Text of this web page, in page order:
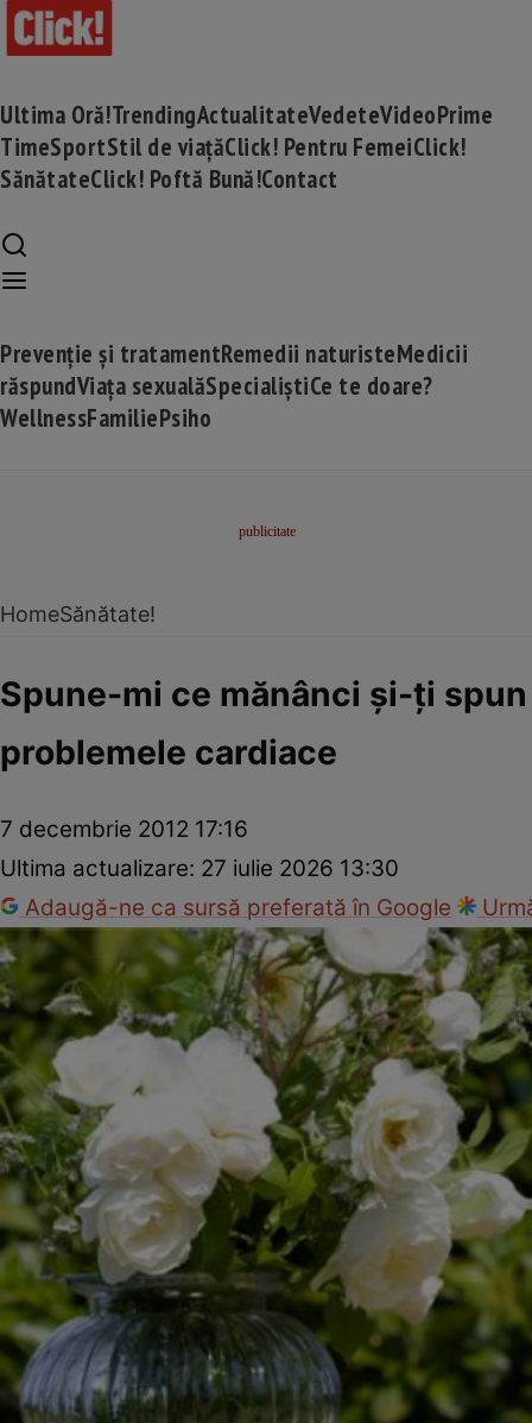
Ultima Oră!TrendingActualitateVedeteVideoPrime
TimeSportStil de viațăClick! Pentru FemeiClick!
SănătateClick! Poftă Bună!Contact
Prevenție și tratamentRemedii naturisteMedicii
răspundViața sexualăSpecialiștiCe te doare?
WellnessFamiliePsiho
HomeSănătate!
Spune-mi ce mănânci şi-ţi
problemele cardiace
7 decembrie 2012 17:16
Ultima actualizare: 27 iulie 2026 13:30
Adaugă-ne ca sursă preferată în Google